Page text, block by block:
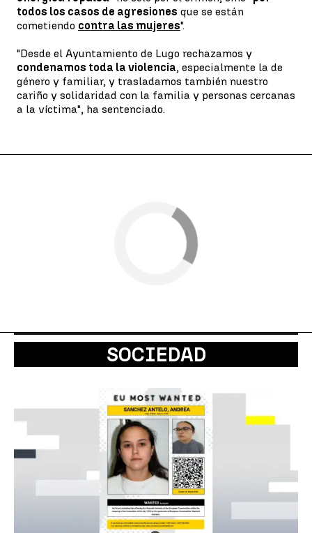
todos los casos de agresiones que se están
cometiendo contra las mujeres".
"Desde el Ayuntamiento de Lugo rechazamos y
condenamos toda la violencia, especialmente la de
género y familiar, y trasladamos también nuestro
cariño y solidaridad con la familia y personas cercanas
a la víctima", ha sentenciado.
SOCIEDAD